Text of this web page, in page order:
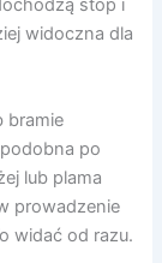
stop i
widoczna dla
bramie
po
lub plama
prowadzenie
widać od razu.